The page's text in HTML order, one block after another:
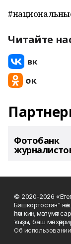
Читайте
Фотобанк
© 2020-2026
Башкортостан"
һәм киң мәғлүмәт
ҡыҙы, баш
Об